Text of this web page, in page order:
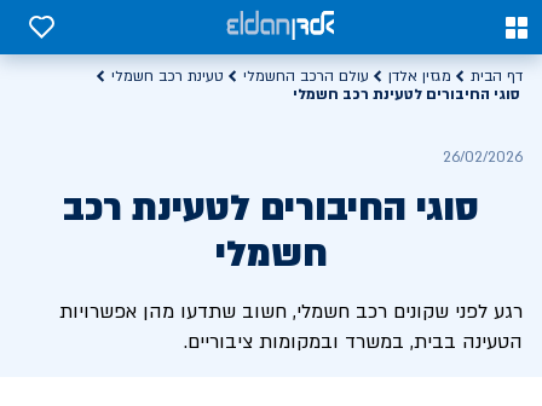
0
0
דף הבית מגזין אלדן עולם הרכב החשמלי
טעינת רכב חשמלי
סוגי החיבורים לטעינת רכב חשמלי
26/02/2026
סוגי החיבורים לטעינת רכב
חשמלי
רגע לפני שקונים רכב חשמלי, חשוב שתדעו מהן אפשרויות
הטעינה בבית, במשרד ובמקומות ציבוריים.